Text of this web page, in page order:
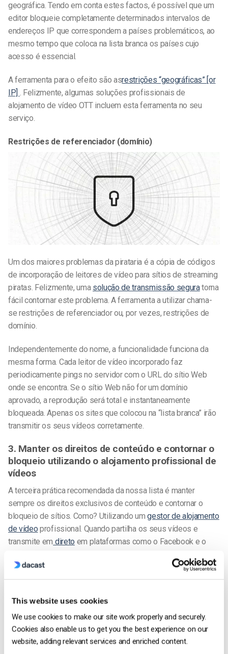
This website uses cookies
We use cookies to make our site work properly and securely.
Cookies also enable us to get you the best experience on our
website, adding relevant services and enriched content.
geográfica. Tendo em conta estes factos, é possível que um
editor bloqueie completamente determinados intervalos de
endereços IP que correspondem a países problemáticos, ao
mesmo tempo que coloca na lista branca os países cujo
acesso é essencial.
A ferramenta para o efeito são asrestrições “geográficas” [or
IP] . Felizmente, algumas soluções profissionais de
alojamento de vídeo OTT incluem esta ferramenta no seu
serviço.
Restrições de referenciador (domínio)
Um dos maiores problemas da pirataria é a cópia de códigos
de incorporação de leitores de vídeo para sítios de streaming
piratas. Felizmente, uma solução de transmissão seguratorna
fácil contornar este problema. A ferramenta a utilizar chama-
se restrições de referenciador ou, por vezes, restrições de
domínio.
Independentemente do nome, a funcionalidade funciona da
mesma forma. Cada leitor de vídeo incorporado faz
periodicamente pings no servidor com o URL do sítio Web
onde se encontra. Se o sítio Web não for um domínio
aprovado, a reprodução será total e instantaneamente
bloqueada. Apenas os sites que colocou na “lista branca” irão
transmitir os seus vídeos corretamente.
3. Manter os direitos de conteúdo e contornar o
bloqueio utilizando o alojamento profissional de
vídeos
A terceira prática recomendada da nossa lista é manter
sempre os direitos exclusivos de conteúdo e contornar o
bloqueio de sítios. Como? Utilizando umgestor de alojamento
de vídeo profissional. Quando partilha os seus vídeos e
transmite em diretoem plataformas como o Facebook e o
vídeos. Consequentemente, podem utilizar o seu conteúdo na
sua publicidade, etc.
As ferramentas de partilha de ficheiros e de descarregamento
de vídeos também visam estas plataformas sociais. Isto faz
com que seja surpreendentemente fácil para as pessoas
copiarem o seu material ilegalmente. Além disso, estes sítios